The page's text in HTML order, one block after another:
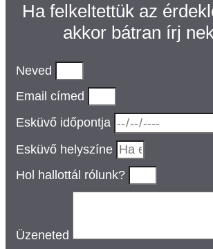
Ha felkeltettük az
akkor bátran írj
Neved
Email címed
Esküvő időpontja
Esküvő helyszíne
Hol hallottál rólunk?
Üzeneted